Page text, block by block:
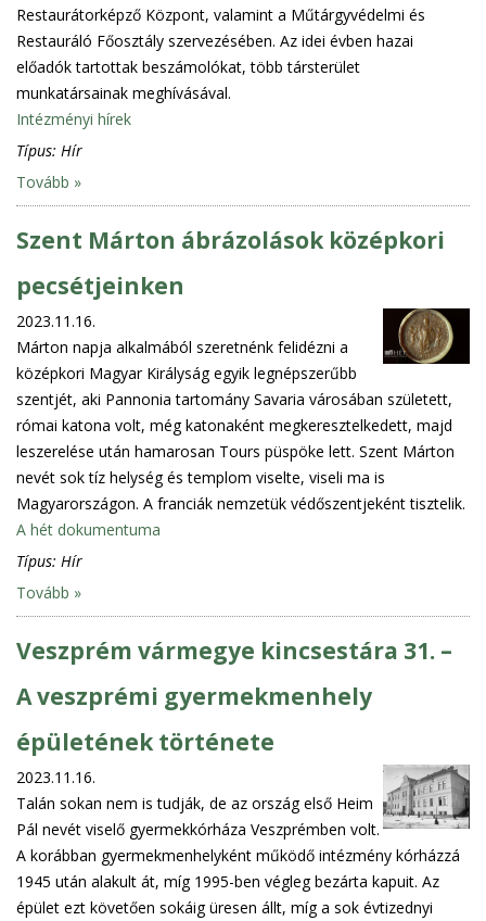
Restaurátorképző Központ, valamint a Műtárgyvédelmi és
Restauráló Főosztály szervezésében. Az idei évben hazai
előadók tartottak beszámolókat, több társterület
munkatársainak meghívásával.
Intézményi hírek
Típus: Hír
Tovább »
Szent Márton ábrázolások középkori
pecsétjeinken
2023.11.16.
Márton napja alkalmából szeretnénk felidézni a
középkori Magyar Királyság egyik legnépszerűbb
szentjét, aki Pannonia tartomány Savaria városában született,
római katona volt, még katonaként megkeresztelkedett, majd
leszerelése után hamarosan Tours püspöke lett. Szent Márton
nevét sok tíz helység és templom viselte, viseli ma is
Magyarországon. A franciák nemzetük védőszentjeként tisztelik.
A hét dokumentuma
Típus: Hír
Tovább »
Veszprém vármegye kincsestára 31. –
A veszprémi gyermekmenhely
épületének története
2023.11.16.
Talán sokan nem is tudják, de az ország első Heim
Pál nevét viselő gyermekkórháza Veszprémben volt.
A korábban gyermekmenhelyként működő intézmény kórházzá
1945 után alakult át, míg 1995-ben végleg bezárta kapuit. Az
épület ezt követően sokáig üresen állt, míg a sok évtizednyi